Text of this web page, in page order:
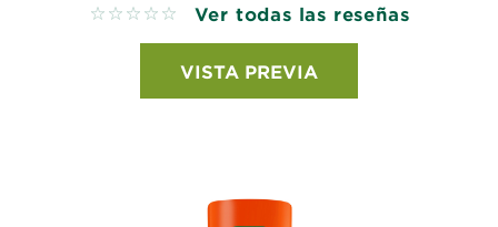
No reviews Ver todas las reseñas
VISTA PREVIA